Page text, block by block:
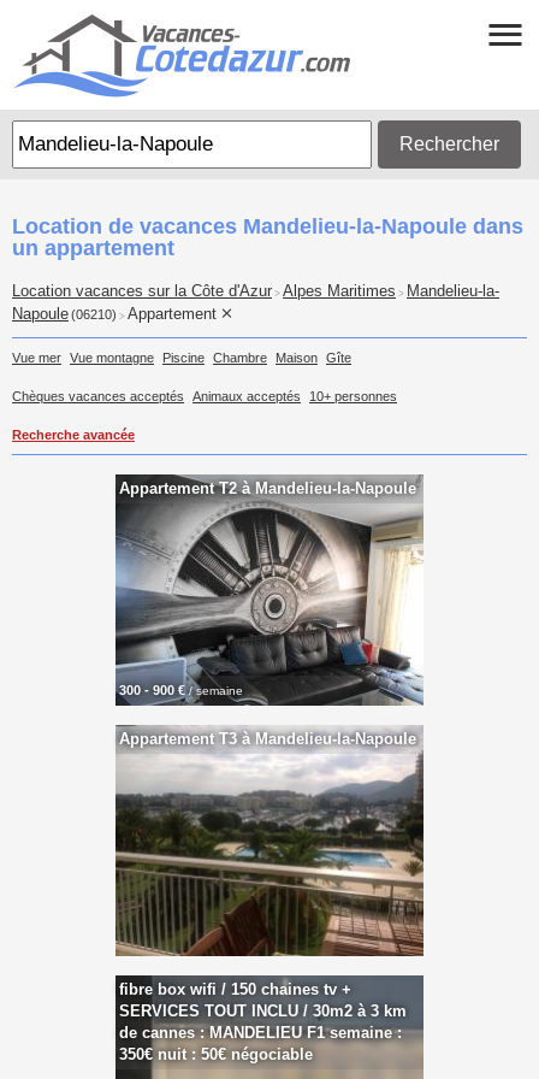
Rechercher
Location de vacances Mandelieu-la-Napoule dans
un appartement
Location vacances sur la Côte d'Azur > Alpes Maritimes > Mandelieu-la-
Napoule(06210) > Appartement
Vue mer Vue montagne Piscine Chambre Maison Gîte
Chèques vacances acceptés Animaux acceptés 10+ personnes
Recherche avancée
Appartement T2 à Mandelieu-la-Napoule
300 - 900 €/ semaine
Appartement T3 à Mandelieu-la-Napoule
fibre box wifi / 150 chaines tv +
SERVICES TOUT INCLU / 30m2 à 3 km
de cannes : MANDELIEU F1 semaine :
350€ nuit : 50€ négociable